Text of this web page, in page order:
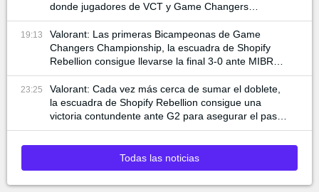
donde jugadores de VCT y Game Changers
participan
19:13
Valorant: Las primeras Bicampeonas de Game
Changers Championship, la escuadra de Shopify
Rebellion consigue llevarse la final 3-0 ante MIBR
para alzar la copa
23:25
Valorant: Cada vez más cerca de sumar el doblete,
la escuadra de Shopify Rebellion consigue una
victoria contundente ante G2 para asegurar el pase
a la final
Todas las noticias